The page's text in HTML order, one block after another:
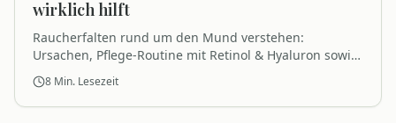
wirklich hilft
Raucherfalten rund um den Mund verstehen:
Ursachen, Pflege-Routine mit Retinol & Hyaluron sowie
sinnvolle Studio-Treatments im Überblick.
8 Min. Lesezeit